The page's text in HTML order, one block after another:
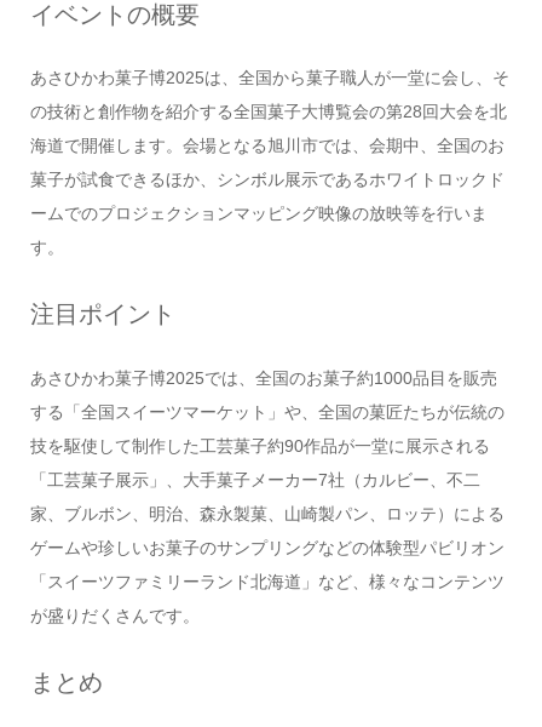
イベントの概要
あさひかわ菓子博2025は、全国から菓子職人が一堂に会し、そ
の技術と創作物を紹介する全国菓子大博覧会の第28回大会を北
海道で開催します。会場となる旭川市では、会期中、全国のお
菓子が試食できるほか、シンボル展示であるホワイトロックド
ームでのプロジェクションマッピング映像の放映等を行いま
す。
注目ポイント
あさひかわ菓子博2025では、全国のお菓子約1000品目を販売
する「全国スイーツマーケット」や、全国の菓匠たちが伝統の
技を駆使して制作した工芸菓子約90作品が一堂に展示される
「工芸菓子展示」、大手菓子メーカー7社（カルビー、不二
家、ブルボン、明治、森永製菓、山崎製パン、ロッテ）による
ゲームや珍しいお菓子のサンプリングなどの体験型パビリオン
「スイーツファミリーランド北海道」など、様々なコンテンツ
が盛りだくさんです。
まとめ